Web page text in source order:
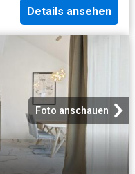
Details ansehen
Foto anschauen